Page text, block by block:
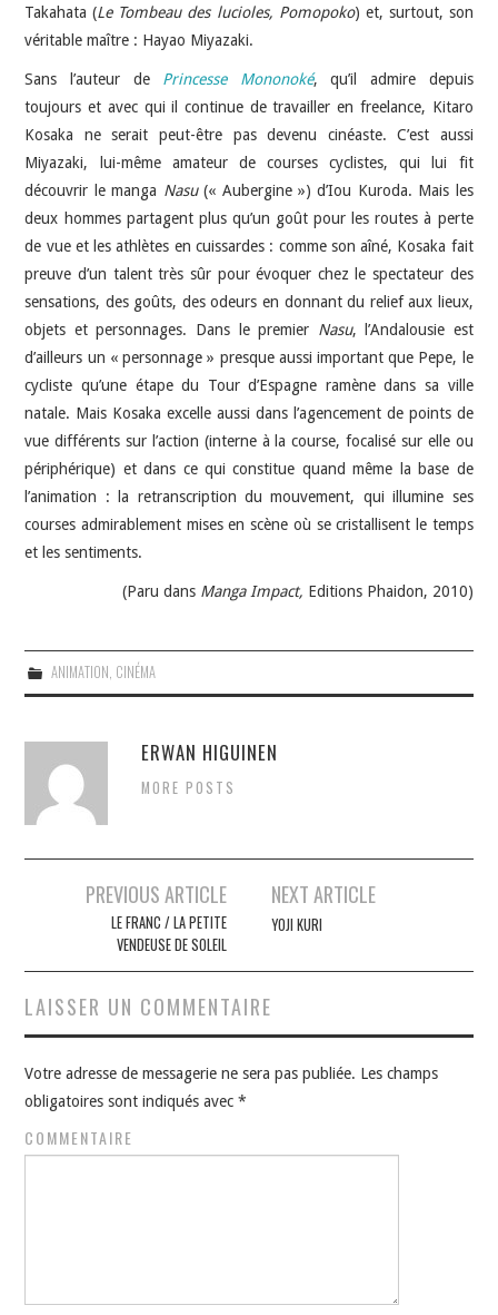
Takahata (Le Tombeau des lucioles, Pomopoko) et, surtout, son
véritable maître : Hayao Miyazaki.
Sans l’auteur de Princesse Mononoké, qu’il admire depuis
toujours et avec qui il continue de travailler en freelance, Kitaro
Kosaka ne serait peut-être pas devenu cinéaste. C’est aussi
Miyazaki, lui-même amateur de courses cyclistes, qui lui fit
découvrir le manga Nasu(« Aubergine ») d’Iou Kuroda. Mais les
deux hommes partagent plus qu’un goût pour les routes à perte
de vue et les athlètes en cuissardes : comme son aîné, Kosaka fait
preuve d’un talent très sûr pour évoquer chez le spectateur des
sensations, des goûts, des odeurs en donnant du relief aux lieux,
objets et personnages. Dans le premier Nasu, l’Andalousie est
d’ailleurs un « personnage » presque aussi important que Pepe, le
cycliste qu’une étape du Tour d’Espagne ramène dans sa ville
natale. Mais Kosaka excelle aussi dans l’agencement de points de
vue différents sur l’action (interne à la course, focalisé sur elle ou
périphérique) et dans ce qui constitue quand même la base de
l’animation : la retranscription du mouvement, qui illumine ses
courses admirablement mises en scène où se cristallisent le temps
et les sentiments.
(Paru dans Manga Impact, Editions Phaidon, 2010)
ANIMATION, CINÉMA
ERWAN HIGUINEN
MORE POSTS
Navigation
PREVIOUS ARTICLE
LE FRANC / LA PETITE
VENDEUSE DE SOLEIL
NEXT ARTICLE
YOJI KURI
LAISSER UN COMMENTAIRE
Votre adresse de messagerie ne sera pas publiée. Les champs
obligatoires sont indiqués avec*
COMMENTAIRE